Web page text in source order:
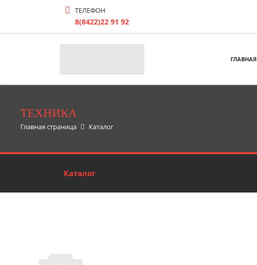
ТЕЛЕФОН
8(8422)22 91 92
ГЛАВНАЯ
ТЕХНИКА
Главная страница Каталог
Каталог